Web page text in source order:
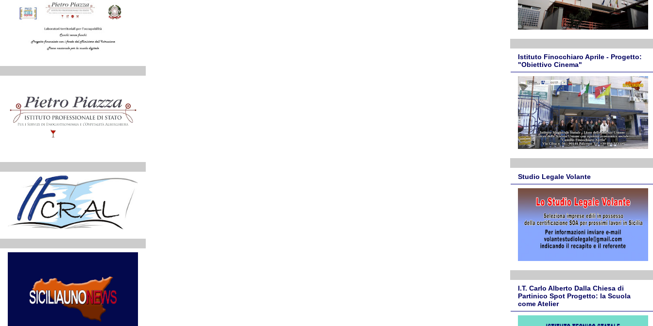
Istituto Finocchiaro Aprile - Progetto:
"Obiettivo Cinema"
Studio Legale Volante
I.T. Carlo Alberto Dalla Chiesa di
Partinico Spot Progetto: la Scuola
come Atelier